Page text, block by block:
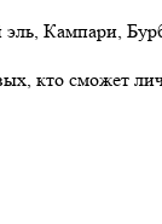
Кампари,
кто сможет